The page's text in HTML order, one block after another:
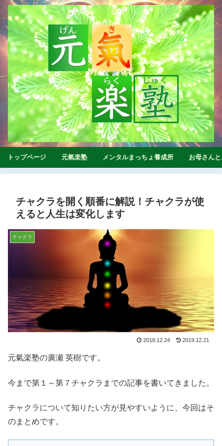
トップページ 元氣楽塾 メンタルまっちょ養成所 お母さん
チャクラを開く順番に解説！チャクラが使
えると人生は変化します
チャクラ
2018.12.24 2019.12.21
元氣楽塾の廣瀬 英樹です。
今まで第１～第７チャクラまでの記事を書いてきました。
チャクラについて知りたい方が見やすいように、今回はそ
のまとめです。